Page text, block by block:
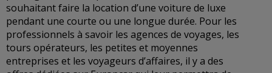
souhaitant faire la location d’une voiture de luxe
pendant une courte ou une longue durée. Pour les
professionnels à savoir les agences de voyages, les
tours opérateurs, les petites et moyennes
entreprises et les voyageurs d’affaires, il y a des